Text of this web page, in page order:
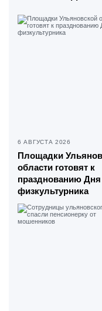
6 АВГУСТА 2026
Площадки
области готовят к
празднованию Дня
физкультурника